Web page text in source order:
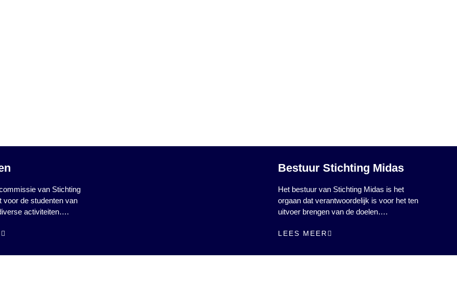
van Stichting
voor de studenten van
activiteiten….
Bestuur Stichting Midas
Het bestuur van Stichting Midas is het
orgaan dat verantwoordelijk is voor het ten
uitvoer brengen van de doelen….
LEES MEER